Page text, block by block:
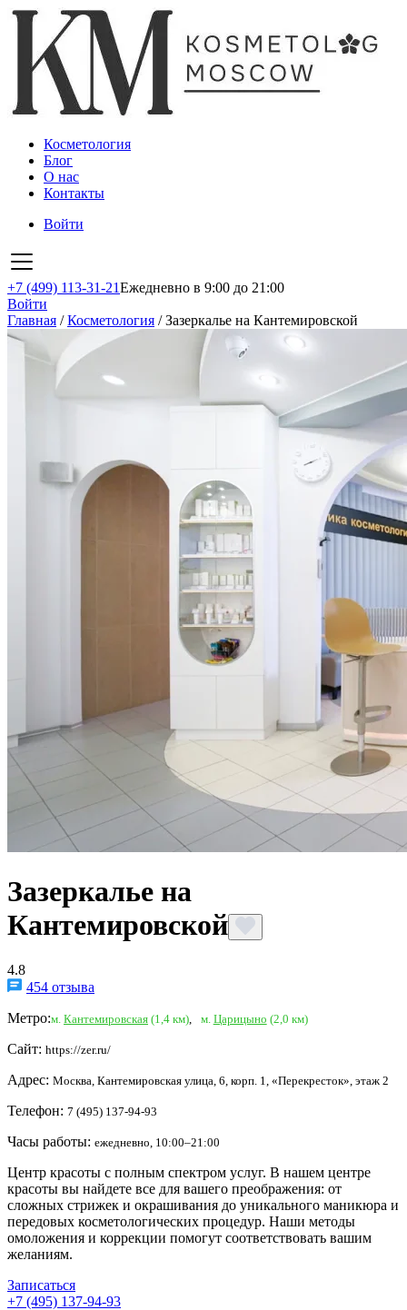
Косметология
Блог
О нас
Контакты
Войти
+7 (499) 113-31-21Ежедневно в 9:00 до 21:00
Войти
Главная /Косметология /Зазеркалье на Кантемировской
Зазеркалье на
Кантемировской
4.8
454 отзыва
Метро:м. Кантемировская (1,4 км) м. Царицыно (2,0 км)
Сайт: https://zer.ru/
Адрес: Москва, Кантемировская улица, 6, корп. 1, «Перекресток», этаж 2
Телефон: 7 (495) 137-94-93
Часы работы: ежедневно, 10:00–21:00
Центр красоты с полным спектром услуг. В нашем центре
красоты вы найдете все для вашего преображения: от
сложных стрижек и окрашивания до уникального маникюра и
передовых косметологических процедур. Наши методы
омоложения и коррекции помогут соответствовать вашим
желаниям.
Записаться
+7 (495) 137-94-93